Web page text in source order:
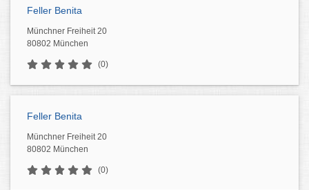
Feller Benita
Münchner Freiheit 20
80802 München
(0)
Feller Benita
Münchner Freiheit 20
80802 München
(0)